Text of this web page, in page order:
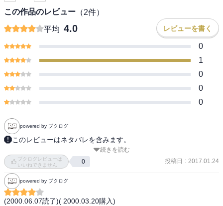
この作品のレビュー （2件）
平均 4.0 レビューを書く
0
1
0
0
0
powered by ブクログ
このレビューはネタバレを含みます。
徳川政権成立を描く歴史小説。上中下巻中の上巻。秀吉死去に伴う
朝鮮出兵軍の撤退から関ヶ原終結まで。◇家康目線でないのは拍子
抜け。其れ以外特記すべき事項なし。
続きを読む
ブクログレビューは
いいねできません
0 投稿日 : 2017.01.24
powered by ブクログ
(2000.06.07読了)( 2000.03.20購入)